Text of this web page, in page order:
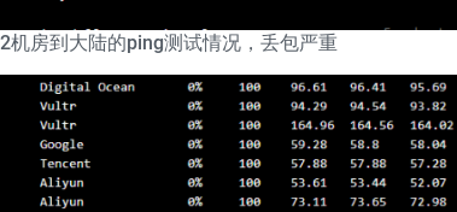
机房到大陆的ping测试情况，丢包严重